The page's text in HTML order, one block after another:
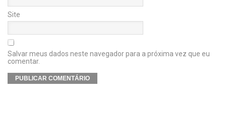
Site
Salvar meus dados neste navegador para a próxima vez que eu
comentar.